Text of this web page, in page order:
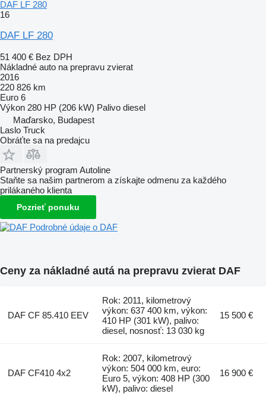
DAF LF 280
16
DAF LF 280
51 400 € Bez DPH
Nákladné auto na prepravu zvierat
2016
220 826 km
Euro 6
Výkon 280 HP (206 kW) Palivo diesel
Maďarsko, Budapest
Laslo Truck
Obráťte sa na predajcu
Partnerský program Autoline
Staňte sa našim partnerom a získajte odmenu za každého
prilákaného klienta
Pozrieť ponuku
Podrobné údaje o DAF
Ceny za nákladné autá na prepravu zvierat DAF
DAF CF 85.410 EEV
Rok: 2011, kilometrový
výkon: 637 400 km, výkon:
410 HP (301 kW), palivo:
diesel, nosnosť: 13 030 kg
15 500 €
DAF CF410 4x2
Rok: 2007, kilometrový
výkon: 504 000 km, euro:
Euro 5, výkon: 408 HP (300
kW), palivo: diesel
16 900 €